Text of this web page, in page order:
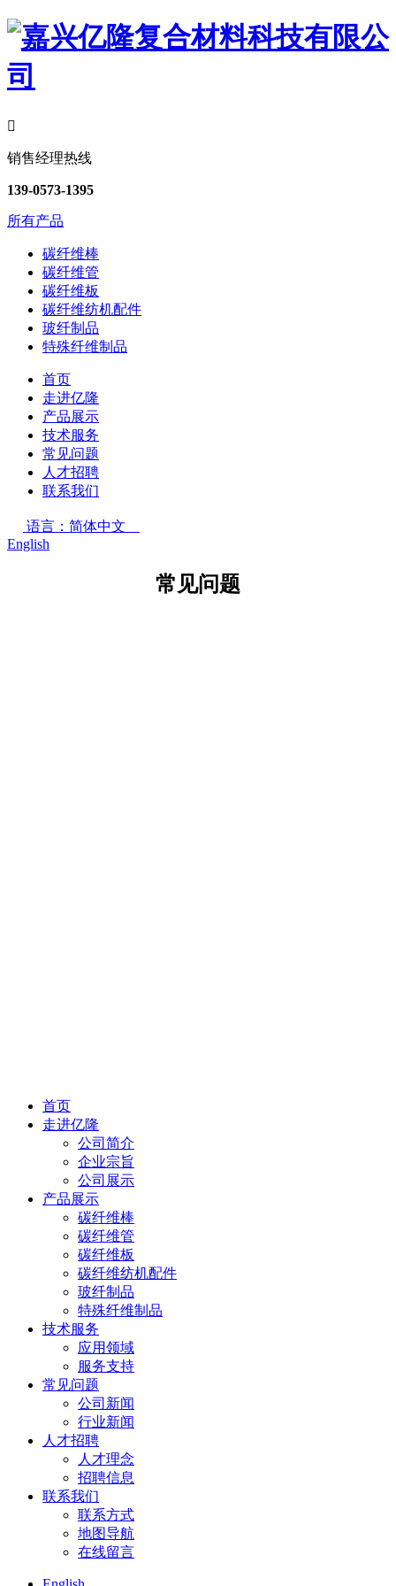

销售经理热线
139-0573-1395
所有产品
碳纤维棒
碳纤维管
碳纤维板
碳纤维纺机配件
玻纤制品
特殊纤维制品
首页
走进亿隆
产品展示
技术服务
常见问题
人才招聘
联系我们
语言：简体中文
English
常见问题
首页
走进亿隆
公司简介
企业宗旨
公司展示
产品展示
碳纤维棒
碳纤维管
碳纤维板
碳纤维纺机配件
玻纤制品
特殊纤维制品
技术服务
应用领域
服务支持
常见问题
公司新闻
行业新闻
人才招聘
人才理念
招聘信息
联系我们
联系方式
地图导航
在线留言